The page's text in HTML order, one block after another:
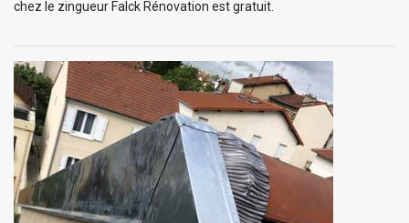
chez le zingueur Falck Rénovation est gratuit.